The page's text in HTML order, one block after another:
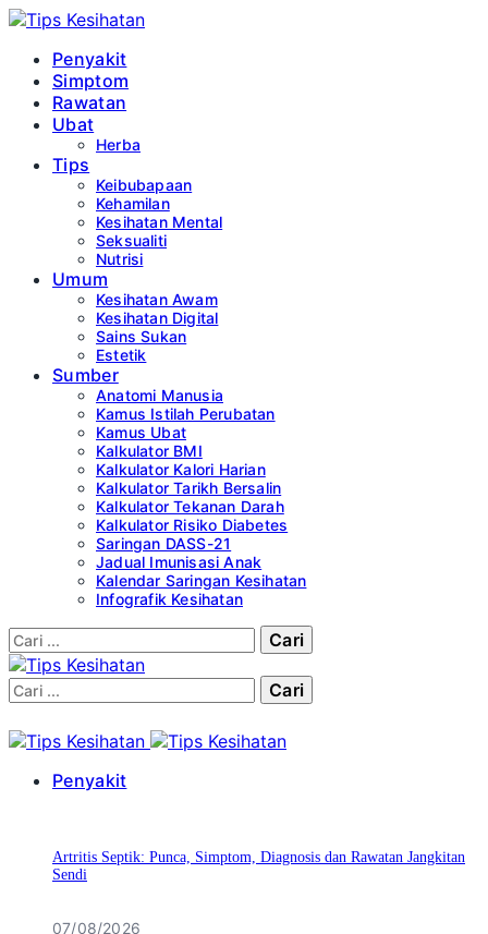
Penyakit
Simptom
Rawatan
Ubat
Herba
Tips
Keibubapaan
Kehamilan
Kesihatan Mental
Seksualiti
Nutrisi
Umum
Kesihatan Awam
Kesihatan Digital
Sains Sukan
Estetik
Sumber
Anatomi Manusia
Kamus Istilah Perubatan
Kamus Ubat
Kalkulator BMI
Kalkulator Kalori Harian
Kalkulator Tarikh Bersalin
Kalkulator Tekanan Darah
Kalkulator Risiko Diabetes
Saringan DASS-21
Jadual Imunisasi Anak
Kalendar Saringan Kesihatan
Infografik Kesihatan
Cari:
Cari:
Penyakit
Artritis Septik: Punca, Simptom, Diagnosis dan Rawatan Jangkitan
Sendi
07/08/2026